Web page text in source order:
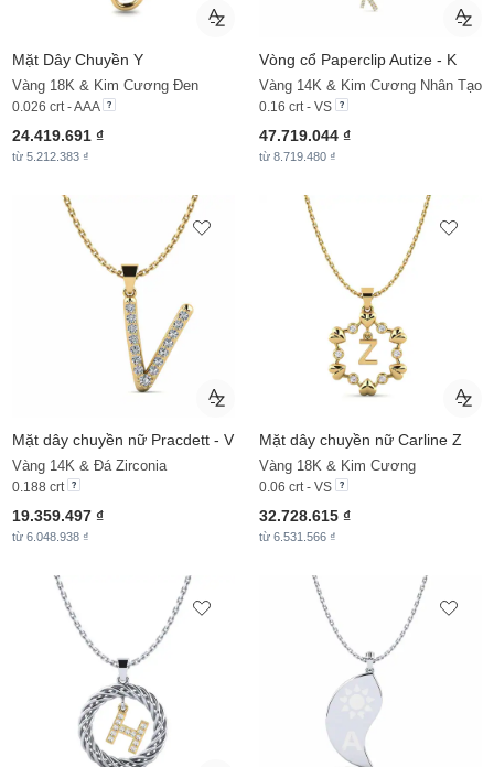
Mặt Dây Chuyền Y
Vàng 18K & Kim Cương Đen
0.026 crt - AAA
24.419.691 ₫
từ 5.212.383 ₫
Vòng cổ Paperclip Autize - K
Vàng 14K & Kim Cương Nhân Tạo
0.16 crt - VS
47.719.044 ₫
từ 8.719.480 ₫
Mặt dây chuyền nữ Pracdett - V
Vàng 14K & Đá Zirconia
0.188 crt
19.359.497 ₫
từ 6.048.938 ₫
Mặt dây chuyền nữ Carline Z
Vàng 18K & Kim Cương
0.06 crt - VS
32.728.615 ₫
từ 6.531.566 ₫